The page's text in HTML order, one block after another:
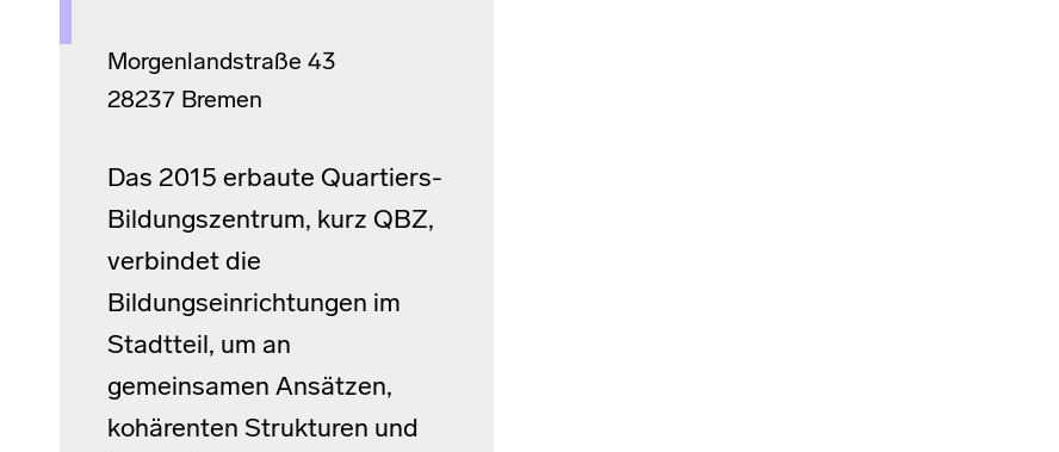
Morgenlandstraße 43
28237 Bremen
Das 2015 erbaute Quartiers-
Bildungszentrum, kurz QBZ,
verbindet die
Bildungseinrichtungen im
Stadtteil, um an
gemeinsamen Ansätzen,
kohärenten Strukturen und